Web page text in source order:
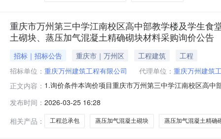
重庆市万州第三中学江南校区高中部教学楼及学生
土砌块、蒸压加气混凝土精确砌块材料采购询价公告
招标｜招标公告 重庆市｜万州区 工程建筑
工程
招标单位： 重庆万州建筑工程有限公司 代理单位： 重庆万州建筑
正文内容： 1.询价条件本询价项目重庆市万州第三中学江南校区高
资金、中央资金及业主多渠道筹集，项目出资比例为
食堂项目蒸压加气混凝土砌块、蒸压加气混凝土精
发布时间： 2026-03-25 16:28
相关产品：
工程总承包 蒸压加气混凝土砌块 蒸压加气混凝土精确